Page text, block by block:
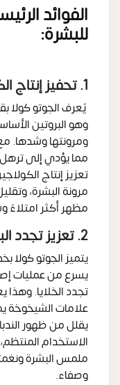
الفوائد
للبشرة:
1. تحفيز إنتاج الكولاجين:
يُعرف الجوتو كولا
وهو البروتين
ومرونتها وشدها.
مما يؤدي إلى
تعزيز إنتاج
مرونة البشرة،
مظهر أكثر امتلاءً
2. تعزيز تجدد البشرة وشفائها:
يتميز الجوتو كولا
يسرع من عمليات
تجدد الخلايا. وهذا
علامات الشيخوخة
يقلل من ظهور
الاستخدام
ملمس البشرة
وصفاء.